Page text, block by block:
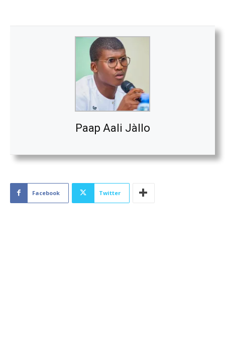
Paap Aali Jàllo
Facebook Twitter